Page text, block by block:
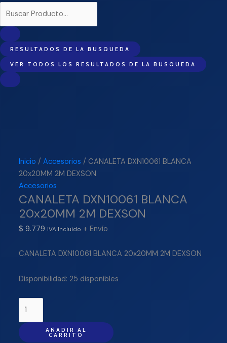
RESULTADOS DE LA BUSQUEDA
VER TODOS LOS RESULTADOS DE LA BUSQUEDA
Inicio /Accesorios / CANALETA DXN10061 BLANCA
20x20MM 2M DEXSON
Accesorios
CANALETA DXN10061 BLANCA
20x20MM 2M DEXSON
$ 9.779 IVA Incluido + Envío
CANALETA DXN10061 BLANCA 20x20MM 2M DEXSON
Disponibilidad: 25 disponibles
AÑADIR AL
CARRITO